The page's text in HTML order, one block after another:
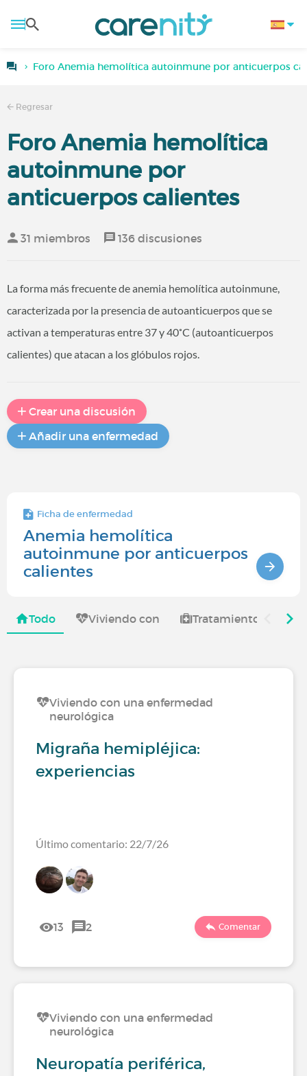
Foro Anemia hemolítica autoinmune por anticuerpos
Regresar
Foro Anemia hemolítica
autoinmune por
anticuerpos calientes
31 miembros 136 discusiones
La forma más frecuente de anemia hemolítica autoinmune,
caracterizada por la presencia de autoanticuerpos que se
activan a temperaturas entre 37 y 40˚C (autoanticuerpos
calientes) que atacan a los glóbulos rojos.
Crear una discusión
Añadir una enfermedad
Ficha de enfermedad
Anemia hemolítica
autoinmune por anticuerpos
calientes
Todo Viviendo con Tratamientos
Viviendo con una enfermedad
neurológica
Migraña hemipléjica:
experiencias
Último comentario: 22/7/26
13 2 Comentar
Viviendo con una enfermedad
neurológica
Neuropatía periférica,